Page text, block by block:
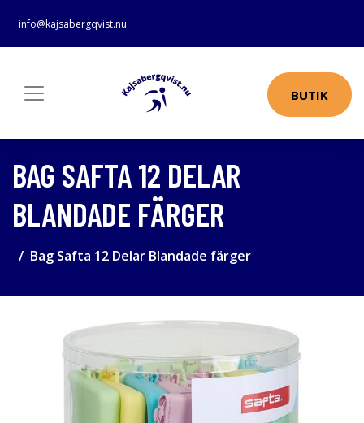
info@kajsabergqvist.nu
BUTIK
BAG SAFTA 12 DELAR
BLANDADE FÄRGER
Bag Safta 12 Delar Blandade färger